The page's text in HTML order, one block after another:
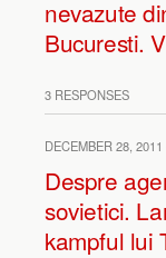
nevazute
Bucuresti.
3 RESPONSES
DECEMBER 28, 2011
Despre
sovietici.
kampful lui